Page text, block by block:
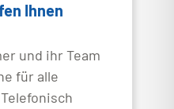
Ihnen
und ihr Team
für alle